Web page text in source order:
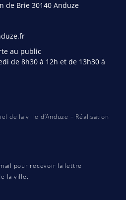
de Brie 30140 Anduze
au public
de 8h30 à 12h et de 13h30 à
de la ville d’Anduze – Réalisation
pour recevoir la lettre
la ville.